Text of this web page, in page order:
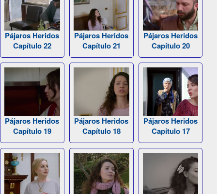
Pájaros Heridos
Capítulo 22
Pájaros Heridos
Capítulo 21
Pájaros Heridos
Capítulo 20
Pájaros Heridos
Capítulo 19
Pájaros Heridos
Capítulo 18
Pájaros Heridos
Capítulo 17